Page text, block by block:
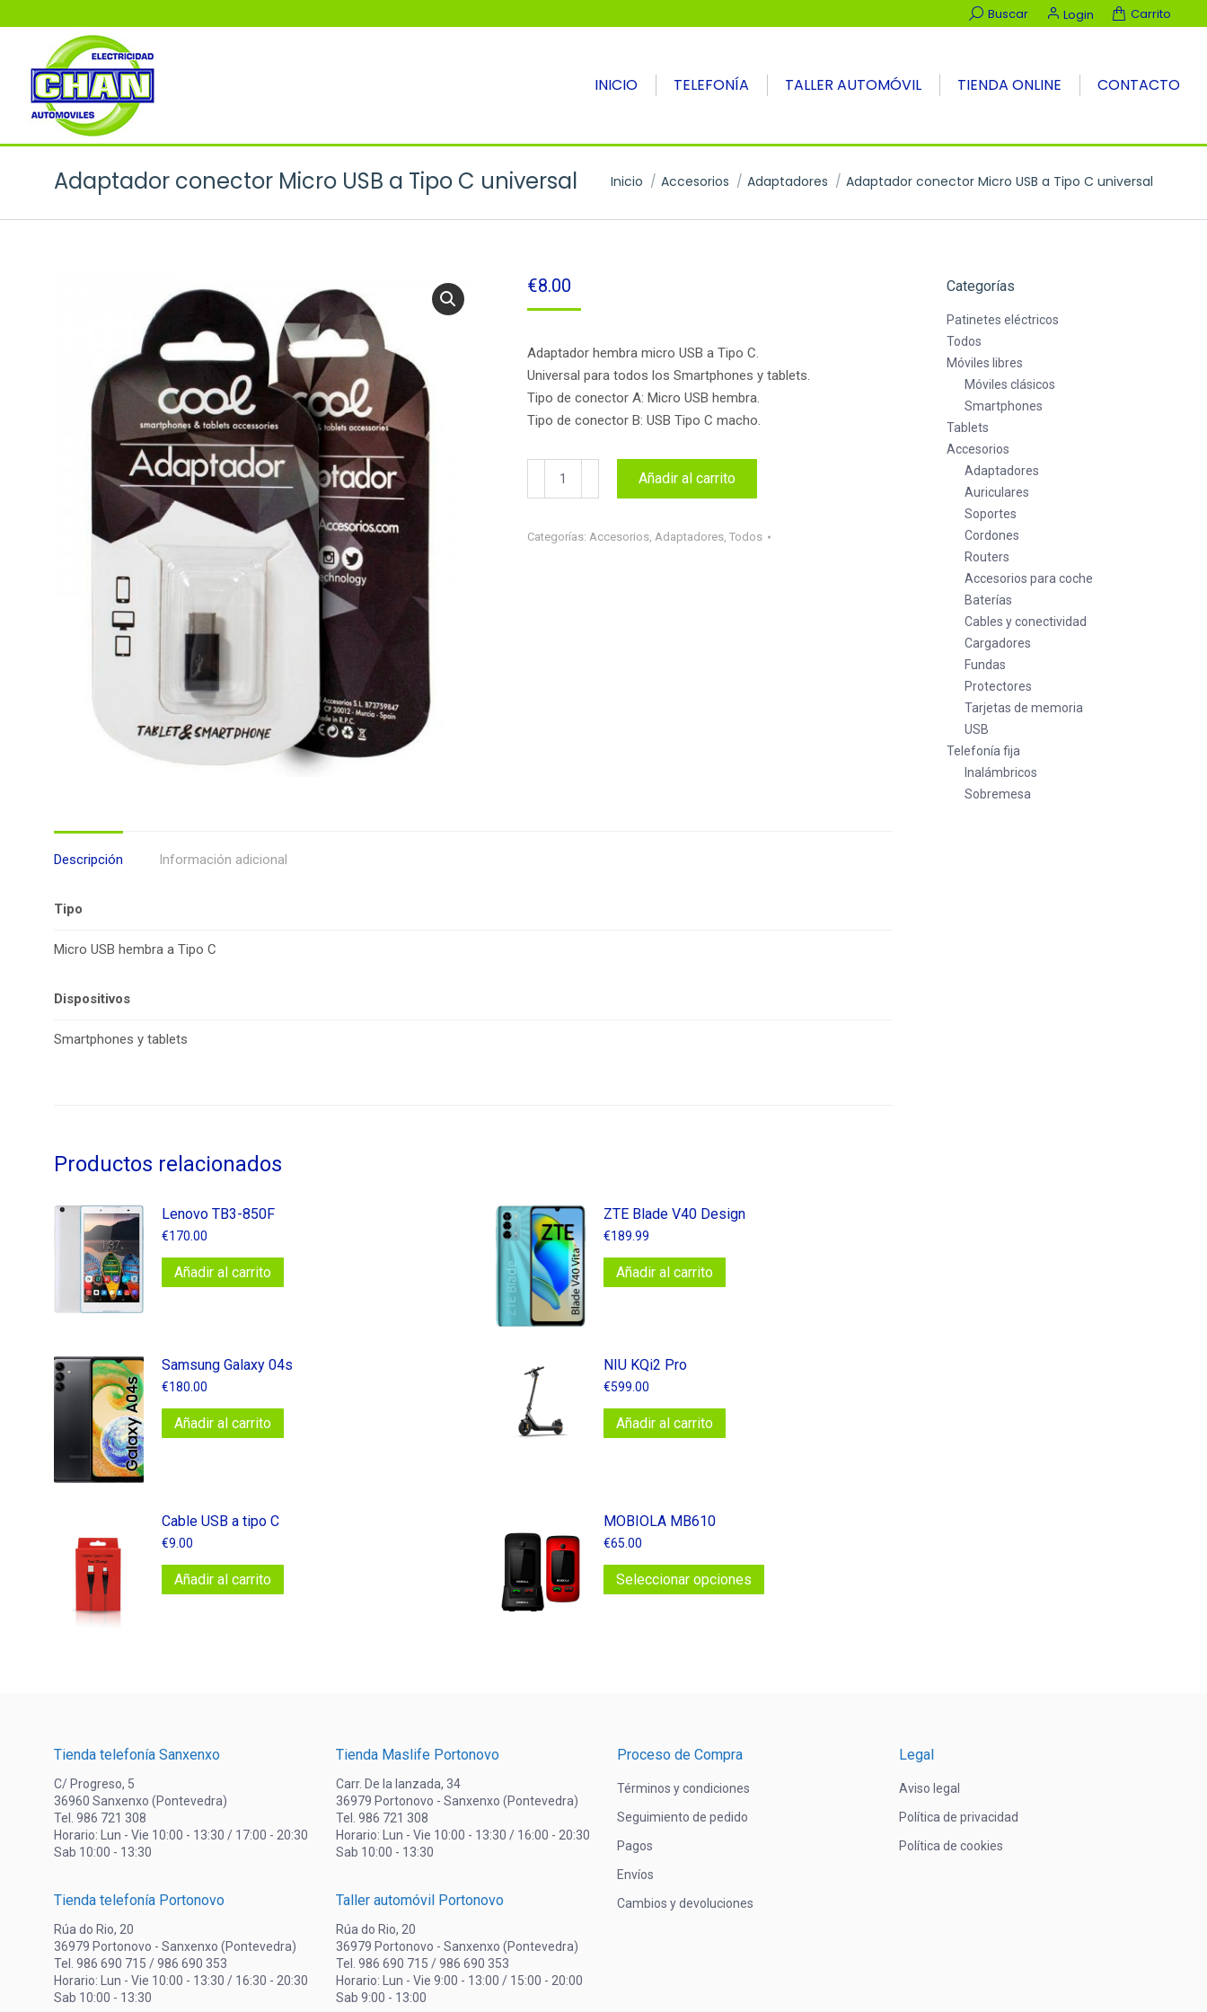
Buscar:
Buscar Login Carrito
INICIO TELEFONÍA TALLER AUTOMÓVIL TIENDA ONLINE CONTACTO
Adaptador conector Micro USB a Tipo C universal Estás aquí:
Inicio Accesorios Adaptadores Adaptador conector Micro USB a Tipo C universal
€8.00
Adaptador hembra micro USB a Tipo C.
Universal para todos los Smartphones y tablets.
Tipo de conector A: Micro USB hembra.
Tipo de conector B: USB Tipo C macho.
USB
Añadir al carrito
Categorías: Accesorios, Adaptadores, Todos
Descripción Información adicional
Tipo
Micro USB hembra a Tipo C
Dispositivos
Smartphones y tablets
Productos relacionados
Lenovo TB3-850F
€170.00
Añadir al carrito
ZTE Blade V40 Design
€189.99
Añadir al carrito
Samsung Galaxy 04s
€180.00
Añadir al carrito
NIU KQi2 Pro
€599.00
Añadir al carrito
Cable USB a tipo C
€9.00
Añadir al carrito
MOBIOLA MB610
€65.00
Seleccionar opciones
producto
Categorías
Patinetes eléctricos
Todos
Móviles libres
Móviles clásicos
Smartphones
Tablets
Accesorios
Adaptadores
Auriculares
Soportes
Cordones
Routers
Accesorios para coche
Baterías
Cables y conectividad
Cargadores
Fundas
Protectores
Tarjetas de memoria
USB
Telefonía fija
Inalámbricos
Sobremesa
Tienda telefonía Sanxenxo
C/ Progreso, 5
36960 Sanxenxo (Pontevedra)
Tel. 986 721 308
Horario: Lun - Vie 10:00 - 13:30 / 17:00 - 20:30
Sab 10:00 - 13:30
Tienda telefonía Portonovo
Rúa do Rio, 20
36979 Portonovo - Sanxenxo (Pontevedra)
Tel. 986 690 715 / 986 690 353
Horario: Lun - Vie 10:00 - 13:30 / 16:30 - 20:30
Sab 10:00 - 13:30
Tienda Maslife Portonovo
Carr. De la lanzada, 34
36979 Portonovo - Sanxenxo (Pontevedra)
Tel. 986 721 308
Horario: Lun - Vie 10:00 - 13:30 / 16:00 - 20:30
Sab 10:00 - 13:30
Taller automóvil Portonovo
Rúa do Rio, 20
36979 Portonovo - Sanxenxo (Pontevedra)
Tel. 986 690 715 / 986 690 353
Horario: Lun - Vie 9:00 - 13:00 / 15:00 - 20:00
Sab 9:00 - 13:00
Proceso de Compra
Términos y condiciones
Seguimiento de pedido
Pagos
Envíos
Cambios y devoluciones
Legal
Aviso legal
Política de privacidad
Política de cookies